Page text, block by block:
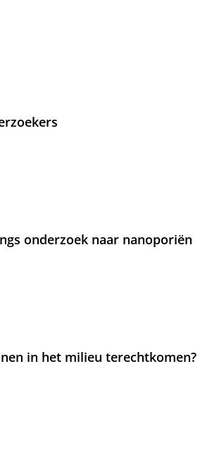
onderzoek naar nanoporiën
in het milieu terechtkomen?